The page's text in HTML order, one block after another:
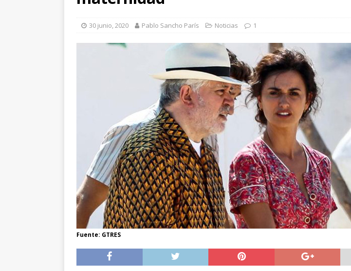
[ 18 mayo, 2024 ] Cannes 2024: día 2. Meryl Streep, una “rockstar” en Cannes
30 junio, 2020 Pablo Sancho París Noticias 1
Fuente: GTRES